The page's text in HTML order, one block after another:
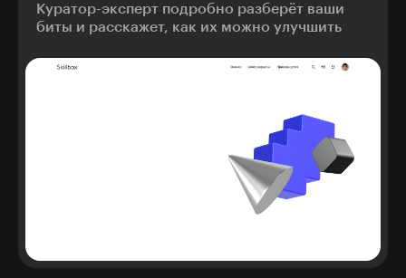
Куратор-эксперт подробно разберёт ваши
биты и расскажет, как их можно улучшить